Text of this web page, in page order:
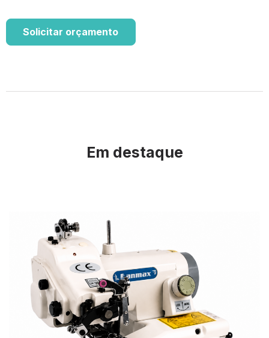
Solicitar orçamento
Em destaque